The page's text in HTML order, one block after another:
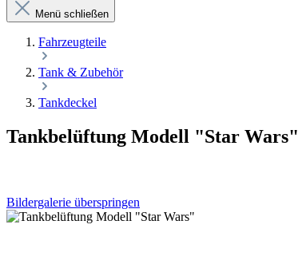
Menü schließen
Fahrzeugteile
Tank & Zubehör
Tankdeckel
Tankbelüftung Modell "Star Wars"
Bildergalerie überspringen